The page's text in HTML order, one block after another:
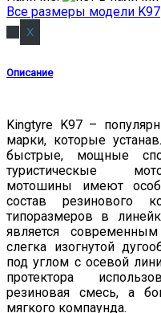
Все размеры модели K97
Описание
Kingtyre K97 –
марки, которые
быстрые, мощные
туристическые
мотошины имеют
состав резинового
типоразмеров в
является
слегка изогнутой
под углом с осевой
протектора
резиновая смесь, а
мягкого компаунда.